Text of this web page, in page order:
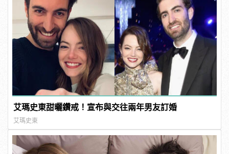
艾瑪史東甜曬鑽戒！宣布與交往兩年男友訂婚
艾瑪史東